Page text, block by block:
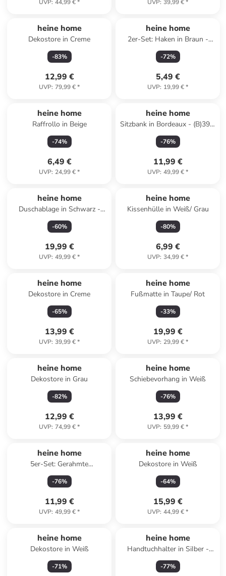
UVP: 44,99 €* UVP: 39,99 €*
heine home
Dekostore in Creme
-83%
12,99 €
UVP: 79,99 €*
heine home
2er-Set: Haken in Braun -
(H)11,5 cm
-72%
5,49 €
UVP: 19,99 €*
heine home
Raffrollo in Beige
-74%
6,49 €
UVP: 24,99 €*
heine home
Sitzbank in Bordeaux - (B)39 x
(H)33 x (T)39 cm
-76%
11,99 €
UVP: 49,99 €*
heine home
Duschablage in Schwarz -
(B)33 x (H)8 x (T)9 cm
-60%
19,99 €
UVP: 49,99 €*
heine home
Kissenhülle in Weiß/ Grau
-80%
6,99 €
UVP: 34,99 €*
heine home
Dekostore in Creme
-65%
13,99 €
UVP: 39,99 €*
heine home
Fußmatte in Taupe/ Rot
-33%
19,99 €
UVP: 29,99 €*
heine home
Dekostore in Grau
-82%
12,99 €
UVP: 74,99 €*
heine home
Schiebevorhang in Weiß
-76%
13,99 €
UVP: 59,99 €*
heine home
5er-Set: Gerahmte
Kunstdrucke
-76%
11,99 €
UVP: 49,99 €*
heine home
Dekostore in Weiß
-64%
15,99 €
UVP: 44,99 €*
heine home
Dekostore in Weiß
-71%
heine home
Handtuchhalter in SiIber -
(B)35 x (H)19 x (T)5 cm
-77%